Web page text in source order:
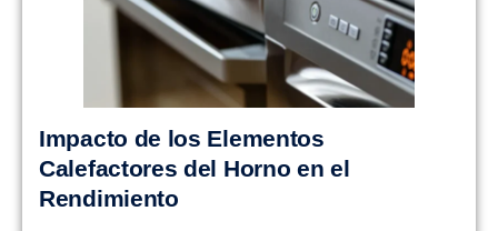
Impacto de los Elementos
Calefactores del Horno en el
Rendimiento